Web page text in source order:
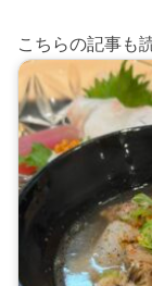
こちらの記事も